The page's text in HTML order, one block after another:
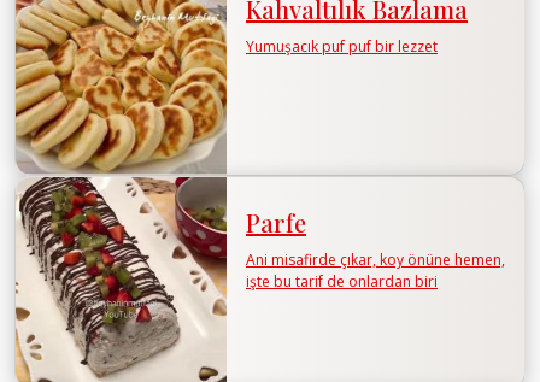
Kahvaltılık Bazlama
Yumuşacık puf puf bir lezzet
Parfe
Ani misafirde çıkar, koy önüne hemen,
işte bu tarif de onlardan biri